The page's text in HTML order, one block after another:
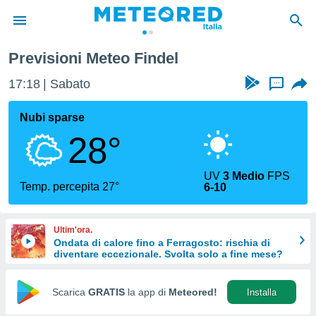
di
per
le
di
Web
Previsioni Meteo Findel
17:18 Sabato ...
Nubi sparse
28°
Temp. percepita 27°
UV3 Medio FPS
6-10
Ultim'ora.
Ondata di calore fino a Ferragosto: rischia di
diventare eccezionale. Svolta solo a fine mese?
Scarica GRATIS la app di Meteored! Installa